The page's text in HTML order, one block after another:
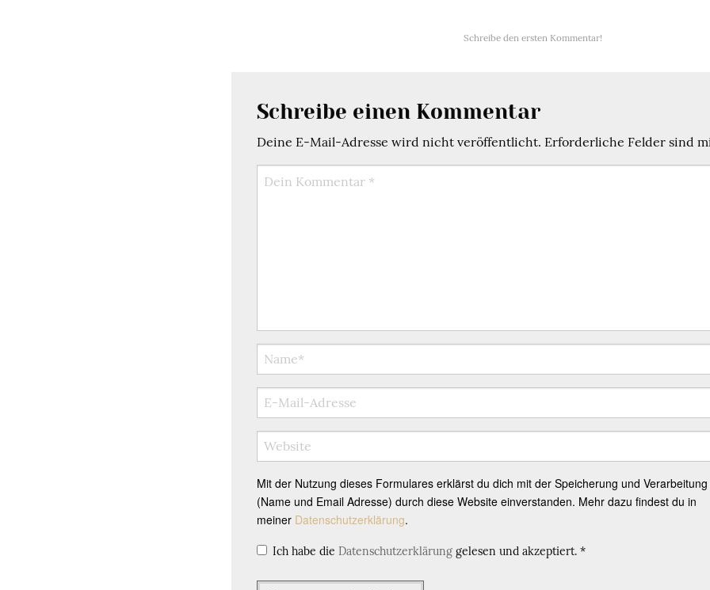
Schreibe den ersten Kommentar!
Schreibe einen Kommentar
Deine E-Mail-Adresse wird nicht veröffentlicht. Erforderliche Felder sind
Mit der Nutzung dieses Formulares erklärst du dich mit der Speicherung und
(Name und Email Adresse) durch diese Website einverstanden. Mehr dazu findest du in
meiner Datenschutzerklärung.
Ich habe die Datenschutzerklärung gelesen und akzeptiert. *